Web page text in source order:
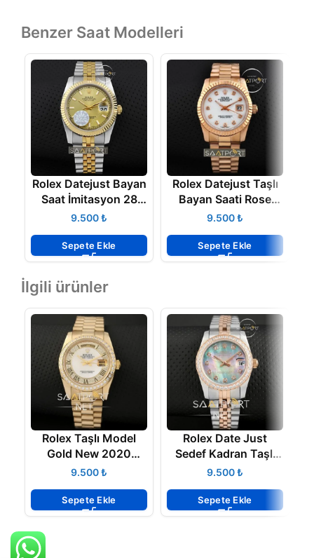
Benzer Saat Modelleri
Rolex Datejust Bayan
Saat İmitasyon 28
fiyatları
₺
Sepete Ekle
Rolex Datejust Taşlı
Bayan Saati Rose
Gold₺
Sepete Ekle
İlgili ürünler
Rolex Taşlı Model
Gold New 2020
Model
₺
Sepete Ekle
Rolex Date Just
Sedef Kadran Taşlı
Model
₺
Sepete Ekle